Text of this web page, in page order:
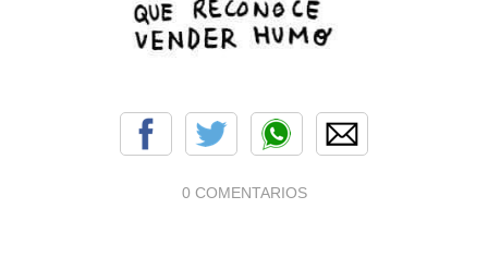
0 COMENTARIOS